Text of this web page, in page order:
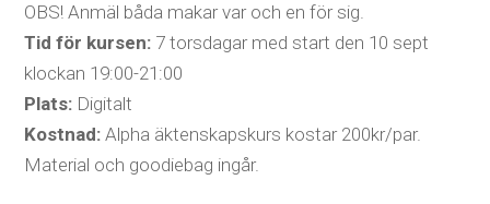
OBS! Anmäl båda makar var och en för sig.
Tid för kursen: 7 torsdagar med start den 10 sept
klockan 19:00-21:00
Plats: Digitalt
Kostnad:Alpha äktenskapskurs kostar 200kr/par.
Material och goodiebag ingår.